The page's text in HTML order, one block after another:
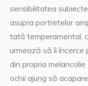
sensibilitatea
asupra portretelor
tată temperamental,
urmează să îi încerce
din propria
ochii ajung să